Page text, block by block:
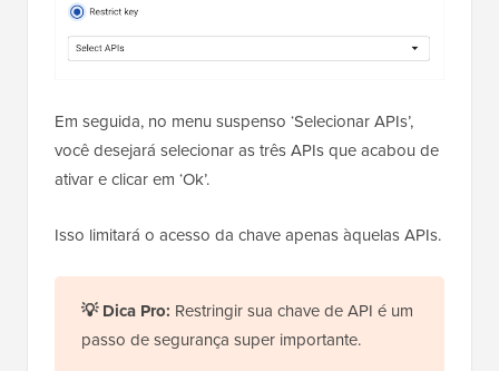
Em seguida, no menu suspenso ‘Selecionar APIs’,
você desejará selecionar as três APIs que acabou de
ativar e clicar em ‘Ok’.
Isso limitará o acesso da chave apenas àquelas APIs.
💡 Dica Pro: Restringir sua chave de API é um
passo de segurança super importante.